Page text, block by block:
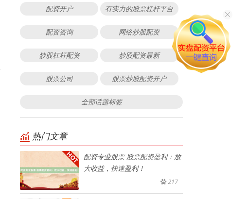
配资开户 有实力的股票杠杆平台
配资咨询 网络炒股配资
炒股杠杆配资 炒股配资最新
股票公司 股票炒股配资开户
全部话题标签
热门文章
配资专业股票 股票配资盈利：放
大收益，快速盈利！
217